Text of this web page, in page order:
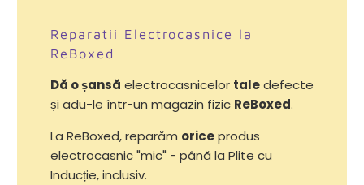
Reparatii Electrocasnice la
ReBoxed
Dă o șansă electrocasnicelor taledefecte
și adu-le într-un magazin fizic ReBoxed.
La ReBoxed, reparăm oriceprodus
electrocasnic "mic" - până la Plite cu
Inducție, inclusiv.